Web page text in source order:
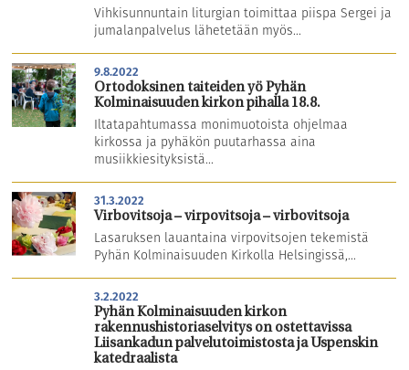
Vihkisunnuntain liturgian toimittaa piispa Sergei ja
jumalanpalvelus lähetetään myös...
9.8.2022
Ortodoksinen taiteiden yö Pyhän
Kolminaisuuden kirkon pihalla 18.8.
Iltatapahtumassa monimuotoista ohjelmaa
kirkossa ja pyhäkön puutarhassa aina
musiikkiesityksistä...
31.3.2022
Virbovitsoja – virpovitsoja – virbovitsoja
Lasaruksen lauantaina virpovitsojen tekemistä
Pyhän Kolminaisuuden Kirkolla Helsingissä,...
3.2.2022
Pyhän Kolminaisuuden kirkon
rakennushistoriaselvitys on ostettavissa
Liisankadun palvelutoimistosta ja Uspenskin
katedraalista